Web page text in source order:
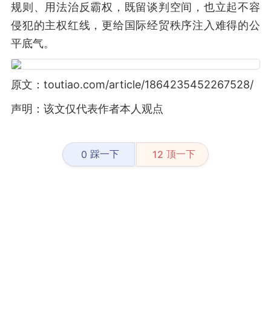
规则、用法治反霸权，既留谈判空间，也立起不容
侵犯的主权红线，更给国际经贸秩序注入难得的公
平底气。
原文：toutiao.com/article/1864235452267528/
声明：该文仅代表作者本人观点
0 踩一下 12 顶一下